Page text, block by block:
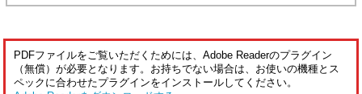
PDFファイルをご覧いただくためには、Adobe Readerのプラグイン
（無償）が必要となります。お持ちでない場合は、お使いの機種とス
ペックに合わせたプラグインをインストールしてください。